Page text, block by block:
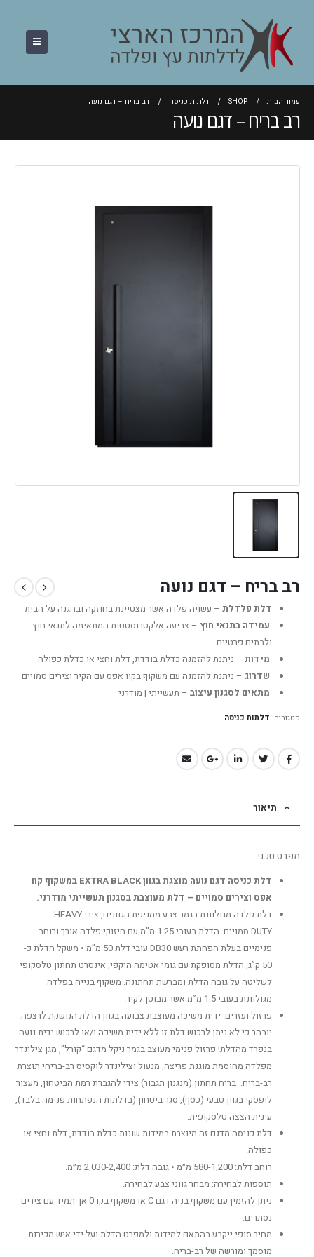
עמוד הבית SHOP דלתות כניסה רב בריח – דגם נועה
רב בריח – דגם נועה
רב בריח – דגם נועה
דלת פלדלת – עשויה פלדה אשר מצטיינת בחוזקה ובהגנה על הבית
עמידה בתנאי חוץ – צביעה אלקטרוסטטית המתאימה לתנאי חוץ
ולבתים פרטיים
מידות – ניתנת להזמנה כדלת בודדת, דלת וחצי או כדלת כפולה
שדרוג – ניתנת להזמנה עם משקוף בקוו אפס עם הקיר וצירים סמויים
מתאים לסגנון עיצוב – תעשייתי | מודרני
קטגוריה: דלתות כניסה
תיאור
מפרט טכני:
דלת כניסה דגם נועה מוצגת בגוון EXTRA BLACK במשקוף קוו
אפס וצירים סמויים – דלת מעוצבת בסגנון תעשייתי מודרני.
דלת פלדה מגולוונת בגמר צבע ממניפת הגוונים, צירי HEAVY
DUTY סמויים. הדלת בעובי 1.25 מ”מ עם חיזוקי פלדה אורך ורוחב
פנימיים בעלת הפחתת רעש DB30 עובי דלת 50 מ”מ • משקל הדלת כ-
50 ק”ג, הדלת מסופקת עם גומי אטימה היקפי, אינסרט תחתון טלסקופי
לשליטה על גובה הדלת ומברשת תחתונה. משקוף בנייה בפלדה
מגולוונת בעובי 1.5 מ”מ אשר מבוטן לקיר.
פרזול ועזרים: ידית משיכה מעוצבת צבועה בגוון הדלת הנושקת לרצפה.
יובהר כי לא ניתן לרכוש דלת זו ללא ידית משיכה ו/או לרכוש ידית נועה
בנפרד מהדלת! פרזול פנימי מעוצב בגמר ניקל מדגם “קורל”, מגן צילינדר
מפלדה מחוסמת מוגנת פריצה, מנעול וצילינדר לוקסיס רב-בריחי תוצרת
רב-בריח. בריח תחתון (מנגנון תגבור) צידי להגברת רמת הביטחון, מעצור
ליפסקי בגוון טבעי (כסף), סגר ביטחון (בדלתות הנפתחות פנימה בלבד),
עינית הצצה טלסקופית.
דלת כניסה מדגם זה מיוצרת במידות שונות כדלת בודדת, דלת וחצי או
כפולה.
רוחב דלת: 580-1,200 מ״מ • גובה דלת: 2,030-2,400 מ״מ.
תוספות לבחירה: מבחר גווני צבע לבחירה.
ניתן להזמין עם משקוף בניה דגם C או משקוף בקו 0 אך תמיד עם צירים
נסתרים.
מחיר סופי ייקבע בהתאם למידות ולמפרט הדלת ועל ידי איש מכירות
מוסמך ומורשה של רב-בריח.